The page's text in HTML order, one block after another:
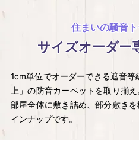
住まいの騒音
サイズオーダー
1cm単位でオーダーできる遮音
上」の防音カーペットを取り揃
部屋全体に敷き詰め、部分敷き
インナップです。